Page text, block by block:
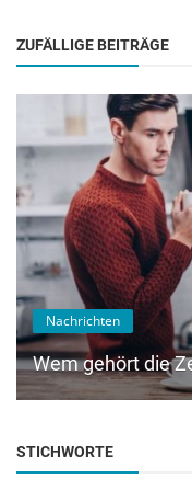
ZUFÄLLIGE BEITRÄGE
Nachrichten
Wem gehört die
STICHWORTE